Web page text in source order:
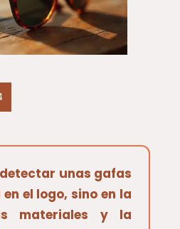
unas gafas
el logo, sino en la
materiales y la